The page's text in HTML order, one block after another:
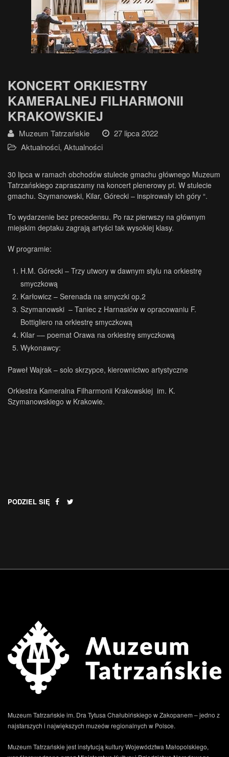
KONCERT ORKIESTRY
KAMERALNEJ FILHARMONII
KRAKOWSKIEJ
Muzeum Tatrzańskie
27 lipca 2022
Aktualności, Aktualności
30 lipca w ramach obchodów stulecie gmachu głównego Muzeum
Tatrzańskiego zapraszamy na koncert plenerowy pt. W stulecie
gmachu. Szymanowski, Kilar, Górecki – inspirowały ich góry “.
To wydarzenie bez precedensu. Po raz pierwszy na głównym
miejskim deptaku zagrają artyści tak wysokiej klasy.
W programie:
H.M. Górecki – Trzy utwory w dawnym stylu na orkiestrę
smyczkową
Karłowicz – Serenada na smyczki op.2
Szymanowski – Taniec z Harnasiów w opracowaniu F.
Bottigliero na orkiestrę smyczkową
Kilar –– poemat Orawa na orkiestrę smyczkową
Wykonawcy:
Paweł Wajrak – solo skrzypce, kierownictwo artystyczne
Orkiestra Kameralna Filharmonii Krakowskiej im. K.
Szymanowskiego w Krakowie.
PODZIEL SIĘ
Muzeum Tatrzańskie im. Dra Tytusa Chałubińskiego w Zakopanem – jedno z
najstarszych i największych muzeów regionalnych w Polsce.
Muzeum Tatrzańskie jest instytucją kultury Województwa Małopolskiego,